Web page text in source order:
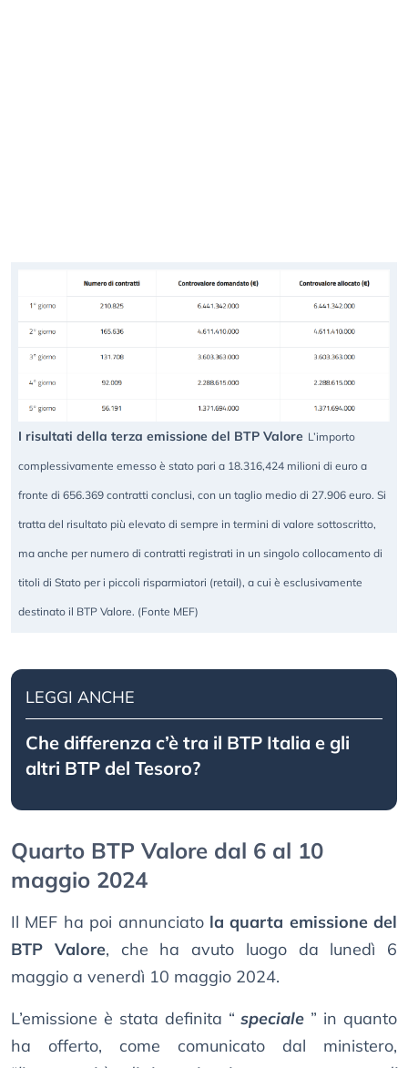
I risultati della terza emissione del BTP Valore L’importo
complessivamente emesso è stato pari a 18.316,424 milioni di euro a
fronte di 656.369 contratti conclusi, con un taglio medio di 27.906 euro. Si
tratta del risultato più elevato di sempre in termini di valore sottoscritto,
ma anche per numero di contratti registrati in un singolo collocamento di
titoli di Stato per i piccoli risparmiatori (retail), a cui è esclusivamente
destinato il BTP Valore. (Fonte MEF)
LEGGI ANCHE
Che differenza c’è tra il BTP Italia e gli
altri BTP del Tesoro?
Quarto BTP Valore dal 6 al 10
maggio 2024
Il MEF ha poi annunciato la quarta emissione del
BTP Valore, che ha avuto luogo da lunedì 6
maggio a venerdì 10 maggio 2024.
L’emissione è stata definita “ speciale ” in quanto
ha offerto, come comunicato dal ministero,